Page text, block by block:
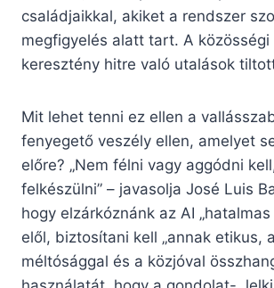
családjaikkal, akiket a rendszer
megfigyelés alatt tart. A közösségi
keresztény hitre való utalások
Mit lehet tenni ez ellen a
fenyegető veszély ellen, amelyet
előre? „Nem félni vagy aggódni
felkészülni” – javasolja José Luis
hogy elzárkóznánk az AI
elől, biztosítani kell „annak etikus,
méltósággal és a közjóval